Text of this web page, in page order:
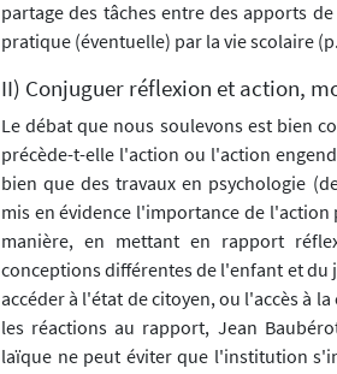
partage des tâches entre des apports
pratique (éventuelle) par la vie scolaire
II) Conjuguer réflexion et action,
Le débat que nous soulevons est bien
précède-t-elle l'action ou l'action
bien que des travaux en psychologie
mis en évidence l'importance de
manière, en mettant en rapport
conceptions différentes de l'enfant et
accéder à l'état de citoyen, ou l'accès à
les réactions au rapport, Jean
laïque ne peut éviter que l'institution